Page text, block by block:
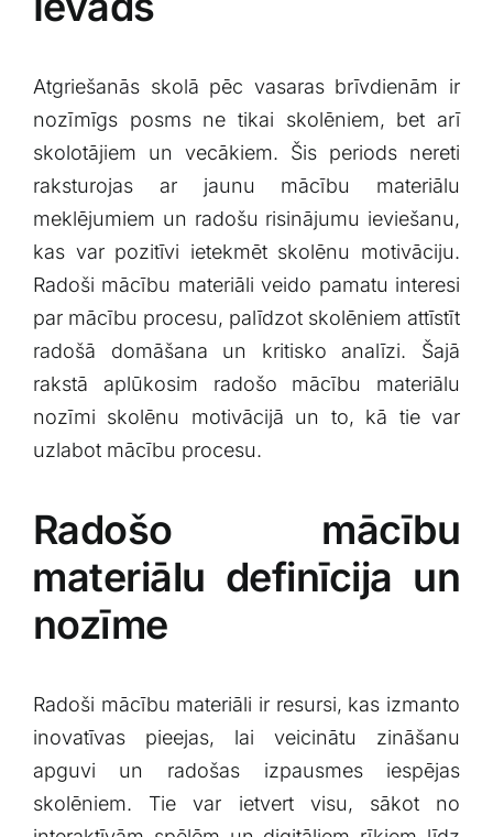
Atgriešanās skolā pēc⁣ vasaras brīvdienām ir
nozīmīgs‍ posms ne tikai skolēniem, bet arī
⁤skolotājiem un vecākiem. Šis periods ⁢nereti
raksturojas‍ ar jaunu mācību‌ materiālu
meklējumiem un ‍radošu risinājumu⁤ ieviešanu,
⁣kas var pozitīvi ietekmēt ‌skolēnu motivāciju.
Radoši mācību materiāli veido pamatu⁢ interesi
par mācību procesu, ⁤palīdzot⁢ skolēniem attīstīt
⁢radošā ‍domāšana un ⁢kritisko analīzi. Šajā
rakstā aplūkosim radošo mācību materiālu
nozīmi skolēnu‍ motivācijā ‌un to,⁣ kā tie var
uzlabot​ mācību procesu.
Radošo mācību
⁣materiālu definīcija un
‌nozīme
Radoši mācību materiāli ir⁢ resursi,​ kas ⁤izmanto
inovatīvas pieejas, ⁢lai veicinātu zināšanu⁢
apguvi un⁤ radošas⁤ izpausmes iespējas
skolēniem. Tie ⁣var ietvert visu, sākot no